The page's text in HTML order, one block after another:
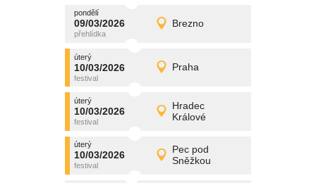
pondělí
09/03/2026 Brezno
pondělí
09/03/2026 Detail
promítání
úterý
10/03/2026 Praha
úterý
10/03/2026 Detail
promítání
úterý
10/03/2026
Hradec
Králové
úterý
10/03/2026 Detail
promítání
úterý
10/03/2026
Pec pod
Sněžkou
úterý
10/03/2026 Detail
promítání